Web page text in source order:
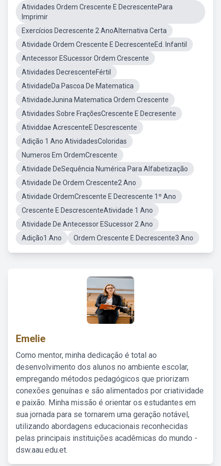
Atividades Ordem Crescente E DecrescentePara
Imprimir
Exercícios Decrescente 2 AnoAlternativa Certa
Atividade Ordem Crescente E DecrescenteEd. Infantil
Antecessor ESucessor Ordem Crescente
Atividades DecrescenteFértil
AtividadeDa Pascoa De Matematica
AtividadeJunina Matematica Ordem Crescente
Atividades Sobre FraçõesCrescente E Decresente
Atividdae AcrescenteE Descrescente
Adição 1 Ano AtividadesColoridas
Numeros Em OrdemCrescente
Atividade DeSequência Numérica Para Alfabetização
Atividade De Ordem Crescente2 Ano
Atividade OrdemCrescente E Decrescente 1º Ano
Crescente E DescrescenteAtividade 1 Ano
Atividade De Antecessor ESucessor 2 Ano
Adição1 Ano
Ordem Crescente E Decrescente3 Ano
Emelie
Como mentor, minha dedicação é total ao
desenvolvimento dos alunos no ambiente escolar,
empregando métodos pedagógicos que priorizam
conexões genuínas e são alimentados por criatividade
e paixão. Minha missão é orientar os estudantes em
sua jornada para se tornarem uma geração notável,
utilizando abordagens educacionais reconhecidas
pelas principais instituições acadêmicas do mundo -
dsw.aau.edu.et.